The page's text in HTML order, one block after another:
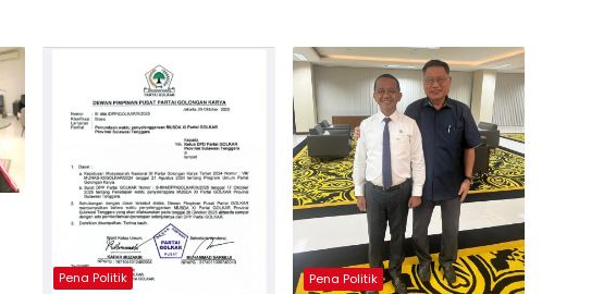
Pena Politik Pena Politik